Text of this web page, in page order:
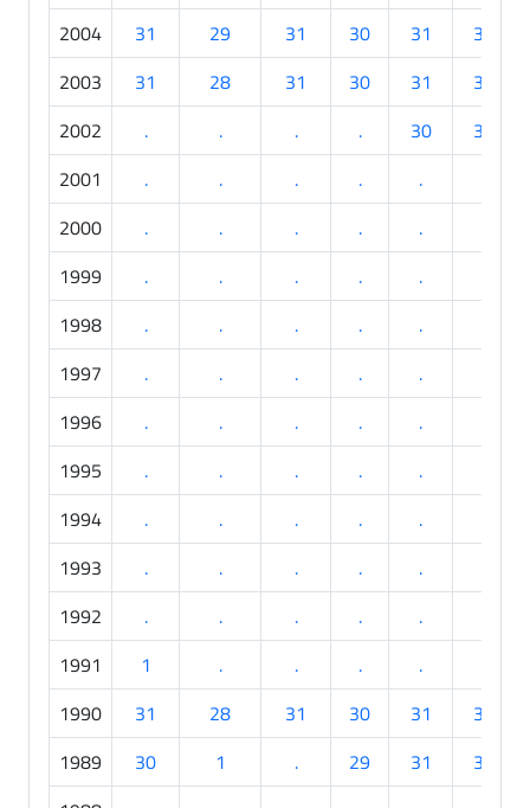
2004
31 29 31 30 31
30
2003
31 28 31 30 31
30
2002
. . . . 30
30
2001
. . . . .
2000
. . . . .
1999
. . . . .
1998
. . . . .
1997
. . . . .
1996
. . . . .
1995
. . . . .
1994
. . . . .
1993
. . . . .
1992
. . . . .
1991
1 . . . .
1990
31 28 31 30 31
30
1989
30 1 . 29 31
30